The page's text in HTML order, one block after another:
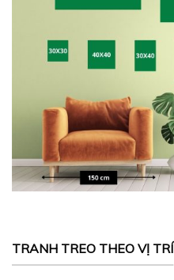
TRANH TREO THEO VỊ TRÍ